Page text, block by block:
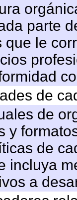
parte
que le
de
de
y
de
incluya
a